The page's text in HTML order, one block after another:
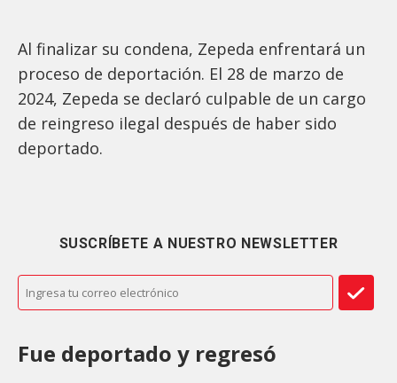
Al finalizar su condena, Zepeda enfrentará un
proceso de deportación. El 28 de marzo de
2024, Zepeda se declaró culpable de un cargo
de reingreso ilegal después de haber sido
deportado.
SUSCRÍBETE A NUESTRO NEWSLETTER
Fue deportado y regresó